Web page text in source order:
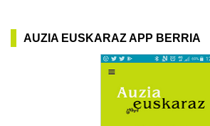
AUZIA EUSKARAZ APP BERRIA